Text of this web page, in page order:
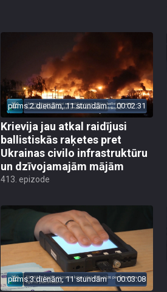
pirms 2 dienām, 11 stundām 00:02:31
Krievija jau atkal raidījusi
ballistiskās raķetes pret
Ukrainas civilo infrastruktūru
un dzīvojamajām mājām
413. epizode
pirms 3 dienām, 11 stundām 00:03:08